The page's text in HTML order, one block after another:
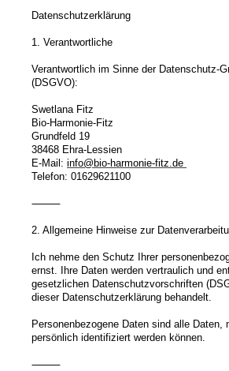
Datenschutzerklärung
1. Verantwortliche
Verantwortlich im Sinne der Datenschutz-
(DSGVO):
Swetlana Fitz
Bio-Harmonie-Fitz
Grundfeld 19
38468 Ehra-Lessien
E-Mail: info@bio-harmonie-fitz.de
Telefon: 01629621100
⸻
2. Allgemeine Hinweise zur
Ich nehme den Schutz Ihrer
ernst. Ihre Daten werden vertraulich und
gesetzlichen Datenschutzvorschriften
dieser Datenschutzerklärung behandelt.
Personenbezogene Daten sind alle Daten,
persönlich identifiziert werden können.
⸻